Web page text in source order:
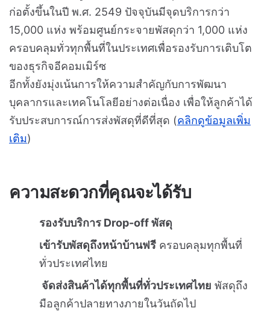
ก่อตั้งขึ้นในปี พ.ศ. 2549 ปัจจุบันมีจุดบริการกว่า
15,000 แห่ง พร้อมศูนย์กระจายพัสดุกว่า 1,000 แห่ง
ครอบคลุมทั่วทุกพื้นที่ในประเทศเพื่อรองรับการเติบโต
ของธุรกิจอีคอมเมิร์ซ
อีกทั้งยังมุ่งเน้นการให้ความสำคัญกับการพัฒนา
บุคลากรและเทคโนโลยีอย่างต่อเนื่อง เพื่อให้ลูกค้าได้
รับประสบการณ์การส่งพัสดุที่ดีที่สุด (คลิกดูข้อมูลเพิ่ม
เติม)
ความสะดวกที่คุณจะได้รับ
รองรับบริการ Drop-off พัสดุ
เข้ารับพัสดุถึงหน้าบ้านฟรี ครอบคลุมทุกพื้นที่
ทั่วประเทศไทย
จัดส่งสินค้าได้ทุกพื้นที่ทั่วประเทศไทย พัสดุถึง
มือลูกค้าปลายทางภายในวันถัดไป